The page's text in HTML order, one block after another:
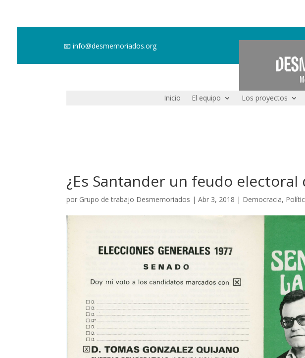
📧info@desmemoriados.org
Inicio El equipo Los proyectos
¿Es Santander un feudo electoral
por Grupo de trabajo Desmemoriados |Abr 3, 2018 | Democracia,